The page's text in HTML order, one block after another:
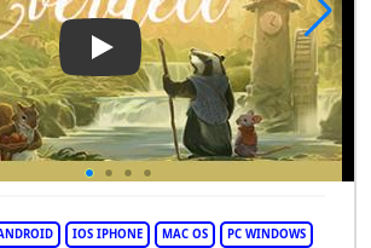
Play Video: Everdell
IOS IPHONE MAC OS PC WINDOWS